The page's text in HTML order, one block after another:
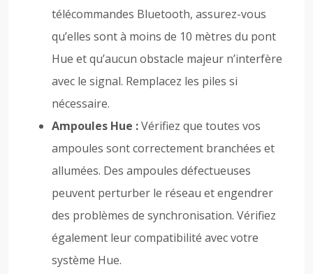
télécommandes Bluetooth, assurez-vous
qu’elles sont à moins de 10 mètres du pont
Hue et qu’aucun obstacle majeur n’interfère
avec le signal. Remplacez les piles si
nécessaire.
Ampoules Hue :Vérifiez que toutes vos
ampoules sont correctement branchées et
allumées. Des ampoules défectueuses
peuvent perturber le réseau et engendrer
des problèmes de synchronisation. Vérifiez
également leur compatibilité avec votre
système Hue.